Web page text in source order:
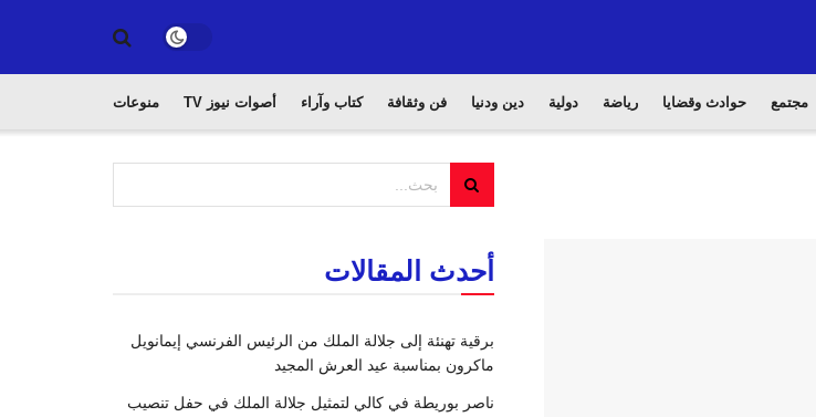
مجتمع حوادث وقضايا رياضة دولية دين ودنيا فن وثقافة كتاب وآراء أصوات نيوز TV منوعات
أحدث المقالات
برقية تهنئة إلى جلالة الملك من الرئيس الفرنسي إيمانويل
ماكرون بمناسبة عيد العرش المجيد
ناصر بوريطة في كالي لتمثيل جلالة الملك في حفل تنصيب